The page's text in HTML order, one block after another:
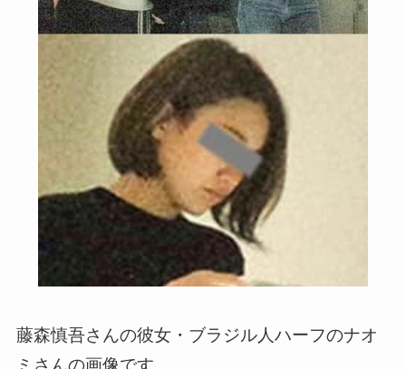
藤森慎吾さんの彼女・ブラジル人ハーフのナオ
ミさんの画像です。